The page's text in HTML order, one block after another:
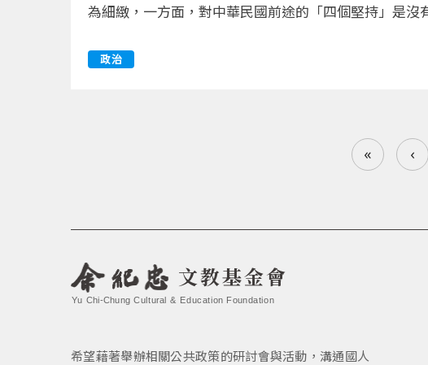
為細緻，一方面，對中華民國前途的「四個堅持」是沒
政治
« ‹
文教基金會
Yu Chi-Chung Cultural & Education Foundation
希望藉著舉辦相關公共政策的研討會與活動，溝通國人